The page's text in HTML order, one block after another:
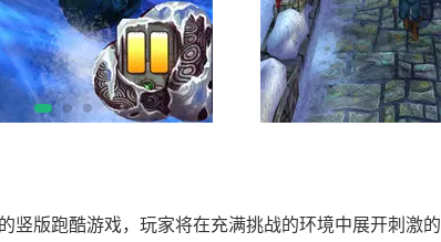
版跑酷游戏，玩家将在充满挑战的环境中展开刺激